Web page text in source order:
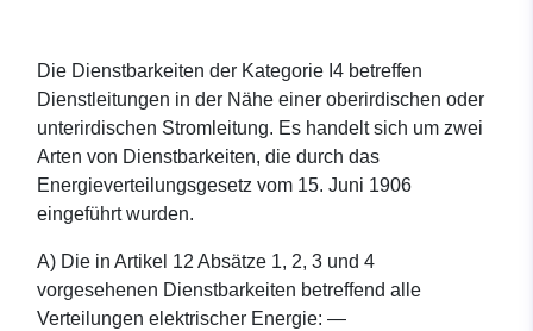
in der Nähe einer
oberirdischen oder
unterirdischen
Stromleitung) in Eure-et-
Loir (28)
Die Dienstbarkeiten der Kategorie I4 betreffen
Dienstleitungen in der Nähe einer oberirdischen oder
unterirdischen Stromleitung. Es handelt sich um zwei
Arten von Dienstbarkeiten, die durch das
Energieverteilungsgesetz vom 15. Juni 1906
eingeführt wurden.
A) Die in Artikel 12 Absätze 1, 2, 3 und 4
vorgesehenen Dienstbarkeiten betreffend alle
Verteilungen elektrischer Energie: —